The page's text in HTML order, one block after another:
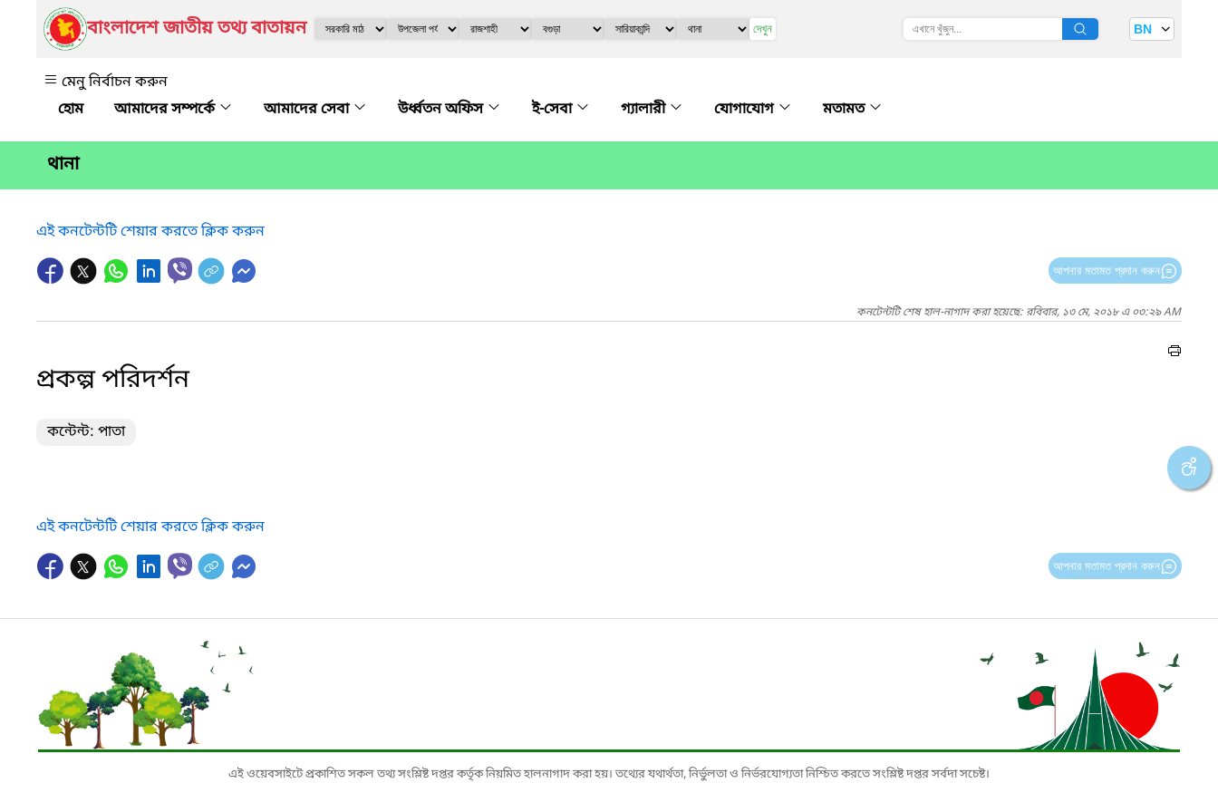
বাংলাদেশ জাতীয় তথ্য বাতায়ন দেখুন BN
মেনু নির্বাচন করুন
আমাদের সম্পর্কে
আমাদের সেবা উর্ধ্বতন অফিস ই-সেবা গ্যালারী যোগাযোগ মতামত
থানা
এই কনটেন্টটি শেয়ার করতে ক্লিক করুন
আপনার মতামত প্রদান করুন
কনটেন্টটি শেষ হাল-নাগাদ করা হয়েছে: রবিবার, ১৩ মে, ২০১৮ এ ০৩:২৯ AM
প্রকল্প পরিদর্শন
কন্টেন্ট: পাতা
এই কনটেন্টটি শেয়ার করতে ক্লিক করুন
আপনার মতামত প্রদান করুন
এই ওয়েবসাইটে প্রকাশিত সকল তথ্য সংশ্লিষ্ট দপ্তর কর্তৃক নিয়মিত হালনাগাদ করা হয়। তথ্যের যথার্থতা, নির্ভুলতা ও নির্ভরযোগ্যতা নিশ্চিত করতে সংশ্লিষ্ট দপ্তর সর্বদা সচেষ্ট।